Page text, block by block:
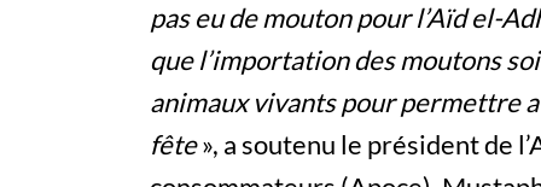
pas eu de mouton pour l’Aïd el-
que l’importation des moutons
animaux vivants pour permettre
fête», a soutenu le président de